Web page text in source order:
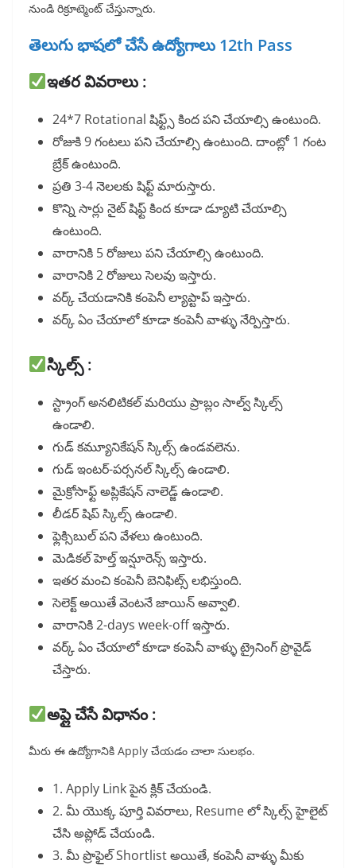
నుండి రిక్రూట్మెంట్ చేస్తున్నారు.
తెలుగు భాషలో చేసే ఉద్యోగాలు 12th Pass
ఇతర వివరాలు :
24*7 Rotational షిఫ్ట్స్ కింద పని చేయాల్సి ఉంటుంది.
రోజుకి 9 గంటలు పని చేయాల్సి ఉంటుంది. దాంట్లో 1 గంట
బ్రేక్ ఉంటుంది.
ప్రతి 3-4 నెలలకు షిఫ్ట్ మారుస్తారు.
కొన్ని సార్లు నైట్ షిఫ్ట్ కింద కూడా డ్యూటి చేయాల్సి
ఉంటుంది.
వారానికి 5 రోజులు పని చేయాల్సి ఉంటుంది.
వారానికి 2 రోజులు సెలవు ఇస్తారు.
వర్క్ చేయడానికి కంపెనీ ల్యాప్టాప్ ఇస్తారు.
వర్క్ ఏం చేయాలో కూడా కంపెనీ వాళ్ళు నేర్పిస్తారు.
స్కిల్స్ :
స్ట్రాంగ్ అనలిటికల్ మరియు ప్రాబ్లం సాల్వ్ స్కిల్స్
ఉండాలి.
గుడ్ కమ్యూనికేషన్ స్కిల్స్ ఉండవలెను.
గుడ్ ఇంటర్-పర్సనల్ స్కిల్స్ ఉండాలి.
మైక్రోసాఫ్ట్ అప్లికేషన్ నాలెడ్జ్ ఉండాలి.
లీడర్ షిప్ స్కిల్స్ ఉండాలి.
ఫ్లెక్సిబుల్ పని వేళలు ఉంటుంది.
మెడికల్ హెల్త్ ఇన్షూరెన్స్ ఇస్తారు.
ఇతర మంచి కంపెనీ బెనిఫిట్స్ లభిస్తుంది.
సెలెక్ట్ అయితే వెంటనే జాయిన్ అవ్వాలి.
వారానికి 2-days week-off ఇస్తారు.
వర్క్ ఏం చేయాలో కూడా కంపెనీ వాళ్ళు ట్రైనింగ్ ప్రొవైడ్
చేస్తారు.
అప్లై చేసే విధానం :
మీరు ఈ ఉద్యోగానికి Apply చేయడం చాలా సులభం.
1. Apply Link పైన క్లిక్ చేయండి.
2. మీ యొక్క పూర్తి వివరాలు, Resume లో స్కిల్స్ హైలైట్
చేసి అప్లోడ్ చేయండి.
3. మీ ప్రొఫైల్ Shortlist అయితే, కంపెనీ వాళ్ళు మీకు